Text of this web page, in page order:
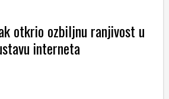
otkrio ozbiljnu ranjivost u
interneta